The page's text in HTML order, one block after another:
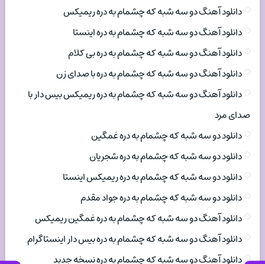
دانلود آهنگ دو سه شبه که چشمام به دره ریمیکس
دانلود آهنگ دو سه شبه که چشمام به دره اینستا
دانلود آهنگ دو سه شبه که چشمام به دره بی کلام
دانلود آهنگ دو سه شبه که چشمام به دره با صدای زن
دانلود آهنگ دو سه شبه که چشمام به دره ریمیکس بیس دار با
صدای مرد
دانلود دو سه شبه که چشمام به دره غمگین
دانلود دو سه شبه که چشمام به دره شجریان
دانلود دو سه شبه که چشمام به دره ریمیکس اینستا
دانلود دو سه شبه که چشمام به دره جواد مقدم
دانلود آهنگ دو سه شبه که چشمام به دره غمگین ریمیکس
دانلود آهنگ دو سه شبه که چشمام به دره بیس دار اینستاگرام
دانلود آهنگ دو سه شبه که چشمام به دره نسخه جدید